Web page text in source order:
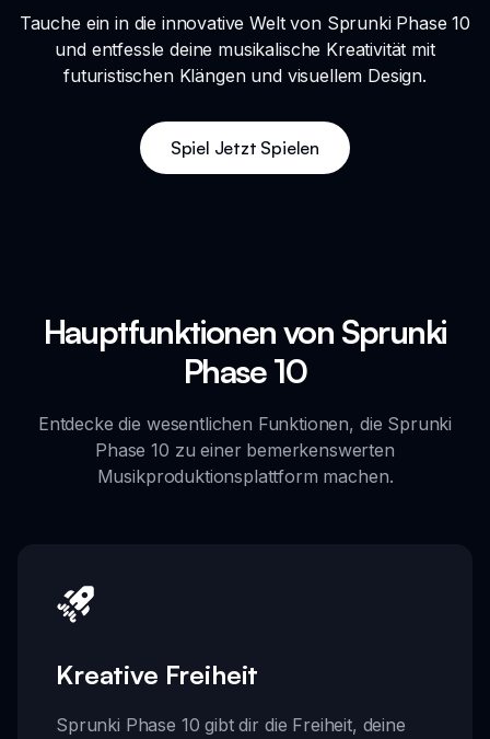
Tauche ein in die innovative Welt von Sprunki Phase 10
und entfessle deine musikalische Kreativität mit
futuristischen Klängen und visuellem Design.
Spiel Jetzt Spielen
Hauptfunktionen von Sprunki
Phase 10
Entdecke die wesentlichen Funktionen, die Sprunki
Phase 10 zu einer bemerkenswerten
Musikproduktionsplattform machen.
Kreative Freiheit
Sprunki Phase 10 gibt dir die Freiheit, deine